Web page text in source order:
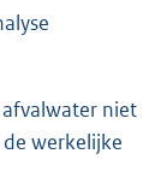
niet
werkelijke